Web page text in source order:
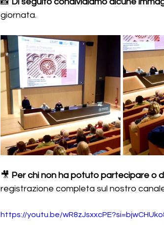
giornata.
🎥 Per chi non ha potuto partecipare o
registrazione completa sul nostro
https://youtu.be/